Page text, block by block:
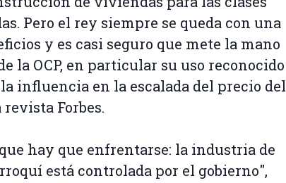
Pero el rey siempre se queda con una
y es casi seguro que mete la mano
la OCP, en particular su uso reconocido
influencia en la escalada del precio del
Forbes.
que hay que enfrentarse: la industria de
está controlada por el gobierno",